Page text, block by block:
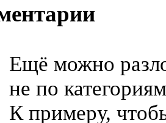
Ещё можно
не по
К примеру,